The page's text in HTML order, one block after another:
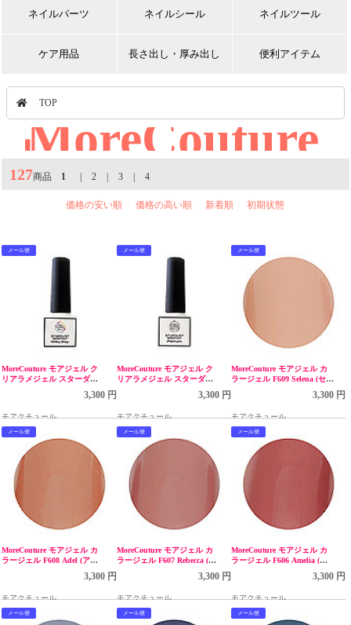
ネイルパーツ ネイルシール ネイルツール
ケア用品 長さ出し・厚み出し 便利アイテム
TOP
MoreCouture
｜
127商品 1 2 3 4
価格の安い順 価格の高い順 新着順 初期状態
メール便
MoreCouture モアジェル ク
リアラメジェル スターダス
トセレクション ミルキーウ
3,300 円
モアクチュール
メール便
MoreCouture モアジェル ク
リアラメジェル スターダス
トセレクション プラチナ
3,300 円
モアクチュール
メール便
MoreCouture モアジェル カ
ラージェル F609 Selena (セリ
3,300 円
モアクチュール
メール便
MoreCouture モアジェル カ
ラージェル F608 Adel (アデ
3,300 円
モアクチュール
メール便
MoreCouture モアジェル カ
ラージェル F607 Rebecca (レ
3,300 円
モアクチュール
メール便
MoreCouture モアジェル カ
ラージェル F606 Amelia (ア
3,300 円
モアクチュール
メール便 メール便 メール便